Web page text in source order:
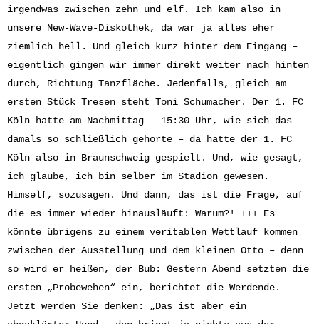
irgendwas zwischen zehn und elf. Ich kam also in
unsere New-Wave-Diskothek, da war ja alles eher
ziemlich hell. Und gleich kurz hinter dem Eingang –
eigentlich gingen wir immer direkt weiter nach hinten
durch, Richtung Tanzfläche. Jedenfalls, gleich am
ersten Stück Tresen steht Toni Schumacher. Der 1. FC
Köln hatte am Nachmittag – 15:30 Uhr, wie sich das
damals so schließlich gehörte – da hatte der 1. FC
Köln also in Braunschweig gespielt. Und, wie gesagt,
ich glaube, ich bin selber im Stadion gewesen.
Himself, sozusagen. Und dann, das ist die Frage, auf
die es immer wieder hinausläuft: Warum?! +++ Es
könnte übrigens zu einem veritablen Wettlauf kommen
zwischen der Ausstellung und dem kleinen Otto – denn
so wird er heißen, der Bub: Gestern Abend setzten die
ersten „Probewehen“ ein, berichtet die Werdende.
Jetzt werden Sie denken: „Das ist aber ein